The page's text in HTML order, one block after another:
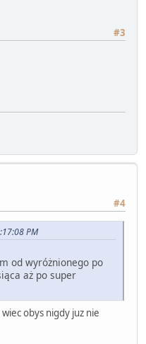
#3
#4
PM
od wyróżnionego po
aż po super
obys nigdy juz nie